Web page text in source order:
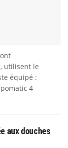
utilisent le
équipé :
4
aux douches